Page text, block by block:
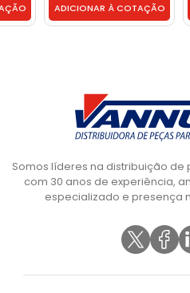
ADICIONAR À COTAÇÃO
Somos líderes na distribuição
com 30 anos de experiência,
especializado e presença